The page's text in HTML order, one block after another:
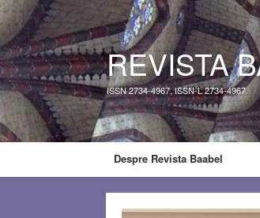
REVISTA
ISSN 2734-4967, ISSN-L 2734-4967
Despre Revista Baabel